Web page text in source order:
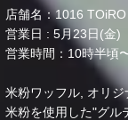
店舗名：1016
営業日 : 5月23日(金)
営業時間：10時半頃
米粉ワッフル, オリ
米粉を使用した"グル